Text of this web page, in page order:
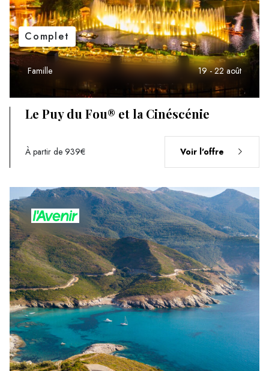
Complet
Famille 19 - 22 août
Le Puy du Fou® et la Cinéscénie
À partir de 939€ Voir l'offre